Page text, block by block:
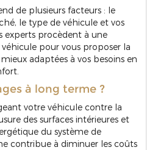
de plusieurs facteurs : le
le type de véhicule et vos
experts procèdent à une
pour vous proposer la
adaptées à vos besoins en
à long terme ?
votre véhicule contre la
des surfaces intérieures et
du système de
contribue à diminuer les coûts